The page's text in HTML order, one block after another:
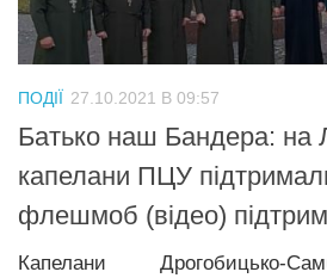
Донбас
Одеса
Схід
Прикарпаття
Економіка
Політика
Світ
ПОДІЇ 27.10.2021 В 09:57
Батько наш Бандера: на
капелани ПЦУ
флешмоб (відео)
Капелани Дрогобицько-